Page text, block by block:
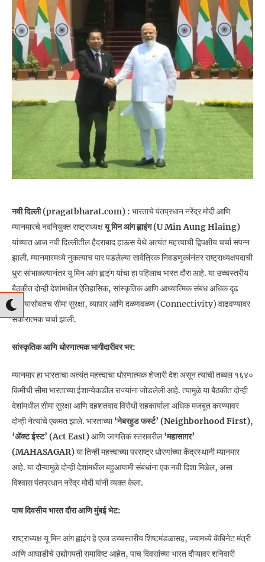
नवी दिल्ली (pragatbharat.com) : भारताचे पंतप्रधान नरेंद्र मोदी आणि
म्यानमारचे नवनियुक्त राष्ट्राध्यक्षयू मिन आंग ह्लाइंग (U Min Aung Hlaing)
यांच्यात आज नवी दिल्लीतील हैदराबाद हाऊस येथे अत्यंत महत्त्वाची द्विपक्षीय चर्चा संपन्न
झाली. म्यानमारमध्ये नुकत्याच पार पडलेल्या सार्वत्रिक निवडणुकांनंतर राष्ट्राध्यक्षपदाची
धुरा सांभाळल्यानंतर यू मिन आंग ह्लाइंग यांचा हा पहिलाच भारत दौरा आहे. या उच्चस्तरीय
बैठकीत दोन्ही देशांमधील ऐतिहासिक, सांस्कृतिक आणि आध्यात्मिक संबंध अधिक दृढ
करण्यासोबतच सीमा सुरक्षा, व्यापार आणि दळणवळण (Connectivity) वाढवण्यावर
सकारात्मक चर्चा झाली.
सांस्कृतिक आणि धोरणात्मक भागीदारीवर भर:
म्यानमार हा भारताचा अत्यंत महत्त्वाचा धोरणात्मक शेजारी देश असून त्याची तब्बल १६४०
किमीची सीमा भारताच्या ईशान्येकडील राज्यांना जोडलेली आहे. त्यामुळे या बैठकीत दोन्ही
देशांमधील सीमा सुरक्षा आणि दहशतवाद विरोधी सहकार्याला अधिक मजबूत करण्यावर
दोन्ही नेत्यांचे एकमत झाले. भारताच्या‘नेबरहुड फर्स्ट’ (Neighborhood First),
‘ॲक्ट ईस्ट’ (Act East)आणि जागतिक स्तरावरील‘महासागर’
(MAHASAGAR)या तिन्ही महत्त्वाच्या परराष्ट्र धोरणांच्या केंद्रस्थानी म्यानमार
आहे. या दौऱ्यामुळे दोन्ही देशांमधील बहुआयामी संबंधांना एक नवी दिशा मिळेल, असा
विश्वास पंतप्रधान नरेंद्र मोदी यांनी व्यक्त केला.
पाच दिवसीय भारत दौरा आणि मुंबई भेट:
राष्ट्राध्यक्ष यू मिन आंग ह्लाइंग हे एका उच्चस्तरीय शिष्टमंडळासह, ज्यामध्ये कॅबिनेट मंत्री
आणि आघाडीचे उद्योगपती समाविष्ट आहेत, पाच दिवसांच्या भारत दौऱ्यावर शनिवारी